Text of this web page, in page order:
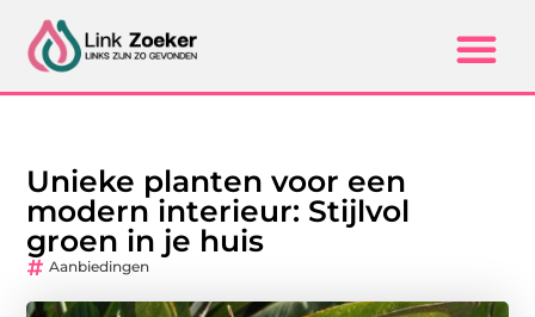
Unieke planten voor een
modern interieur: Stijlvol
groen in je huis
Aanbiedingen